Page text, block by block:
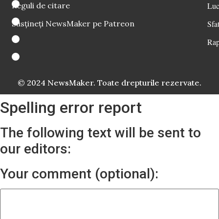
Reguli de citare
Susțineți NewsMaker pe Patreon
© 2024 NewsMaker. Toate drepturile rezervate.
Spelling error report
The following text will be sent to
our editors:
Your comment (optional):